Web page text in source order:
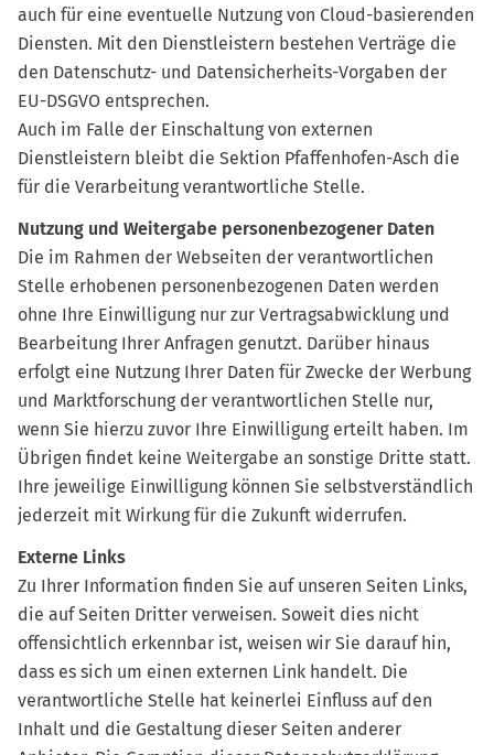
auch für eine eventuelle Nutzung von Cloud-basierenden
Diensten. Mit den Dienstleistern bestehen Verträge die
den Datenschutz- und Datensicherheits-Vorgaben der
EU-DSGVO entsprechen.
Auch im Falle der Einschaltung von externen
Dienstleistern bleibt die Sektion Pfaffenhofen-Asch die
für die Verarbeitung verantwortliche Stelle.
Nutzung und Weitergabe personenbezogener Daten
Die im Rahmen der Webseiten der verantwortlichen
Stelle erhobenen personenbezogenen Daten werden
ohne Ihre Einwilligung nur zur Vertragsabwicklung und
Bearbeitung Ihrer Anfragen genutzt. Darüber hinaus
erfolgt eine Nutzung Ihrer Daten für Zwecke der Werbung
und Marktforschung der verantwortlichen Stelle nur,
wenn Sie hierzu zuvor Ihre Einwilligung erteilt haben. Im
Übrigen findet keine Weitergabe an sonstige Dritte statt.
Ihre jeweilige Einwilligung können Sie selbstverständlich
jederzeit mit Wirkung für die Zukunft widerrufen.
Externe Links
Zu Ihrer Information finden Sie auf unseren Seiten Links,
die auf Seiten Dritter verweisen. Soweit dies nicht
offensichtlich erkennbar ist, weisen wir Sie darauf hin,
dass es sich um einen externen Link handelt. Die
verantwortliche Stelle hat keinerlei Einfluss auf den
Inhalt und die Gestaltung dieser Seiten anderer